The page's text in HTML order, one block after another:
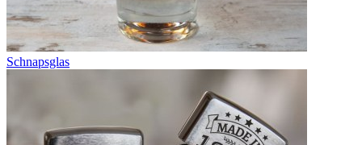
Schnapsglas